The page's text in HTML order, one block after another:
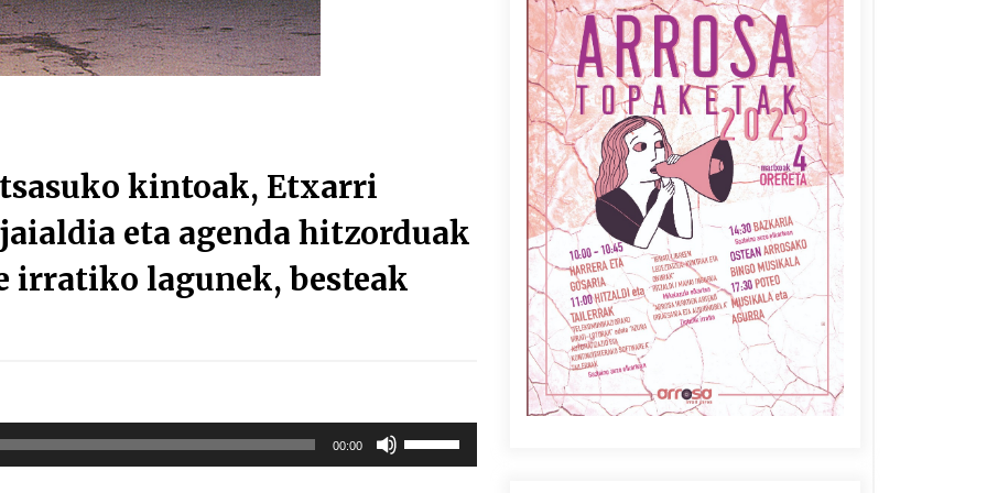
Arrosa sareko IX. topaketak!
2021/10/13
Azaroak 6 Iurretan Arrosa
sarearen IX. topaketak
2021/10/04
Berria egunkarian
elkarrizketa Arrosaren 20
urteez
2021/07/06
Zebrabidearen denboraldi
Arrosaren laburpen bideoa
Hamaika Telebistaren eskutik
2021/06/30
kintoak, Etxarri
eta agenda hitzorduak
irratiko lagunek, besteak
00:00